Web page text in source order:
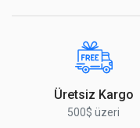
Üretsiz Kargo
500$ üzeri